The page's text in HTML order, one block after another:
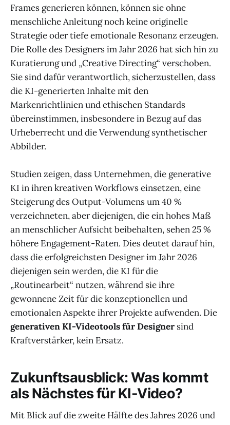
Frames generieren können, können sie ohne
menschliche Anleitung noch keine originelle
Strategie oder tiefe emotionale Resonanz erzeugen.
Die Rolle des Designers im Jahr 2026 hat sich hin zu
Kuratierung und „Creative Directing“ verschoben.
Sie sind dafür verantwortlich, sicherzustellen, dass
die KI-generierten Inhalte mit den
Markenrichtlinien und ethischen Standards
übereinstimmen, insbesondere in Bezug auf das
Urheberrecht und die Verwendung synthetischer
Abbilder.
Studien zeigen, dass Unternehmen, die generative
KI in ihren kreativen Workflows einsetzen, eine
Steigerung des Output-Volumens um 40 %
verzeichneten, aber diejenigen, die ein hohes Maß
an menschlicher Aufsicht beibehalten, sehen 25 %
höhere Engagement-Raten. Dies deutet darauf hin,
dass die erfolgreichsten Designer im Jahr 2026
diejenigen sein werden, die KI für die
„Routinearbeit“ nutzen, während sie ihre
gewonnene Zeit für die konzeptionellen und
emotionalen Aspekte ihrer Projekte aufwenden. Die
generativen KI-Videotools für Designer sind
Kraftverstärker, kein Ersatz.
Zukunftsausblick: Was kommt
als Nächstes für KI-Video?
Mit Blick auf die zweite Hälfte des Jahres 2026 und